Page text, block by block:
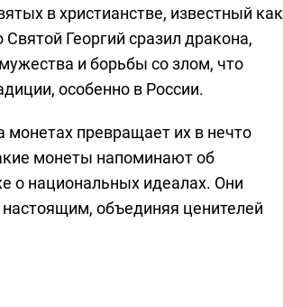
в христианстве, известный как
Георгий сразил дракона,
и борьбы со злом, что
особенно в России.
монетах превращает их в нечто
монеты напоминают об
о национальных идеалах. Они
объединяя ценителей